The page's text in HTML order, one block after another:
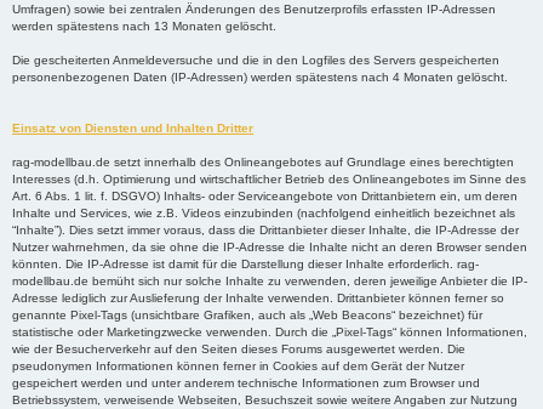
Umfragen) sowie bei zentralen Änderungen des Benutzerprofils erfassten IP-Adressen
werden spätestens nach 13 Monaten gelöscht.
Die gescheiterten Anmeldeversuche und die in den Logfiles des Servers gespeicherten
personenbezogenen Daten (IP-Adressen) werden spätestens nach 4 Monaten gelöscht.
Einsatz von Diensten und Inhalten Dritter
rag-modellbau.de setzt innerhalb des Onlineangebotes auf Grundlage eines berechtigten
Interesses (d.h. Optimierung und wirtschaftlicher Betrieb des Onlineangebotes im Sinne des
Art. 6 Abs. 1 lit. f. DSGVO) Inhalts- oder Serviceangebote von Drittanbietern ein, um deren
Inhalte und Services, wie z.B. Videos einzubinden (nachfolgend einheitlich bezeichnet als
“Inhalte”). Dies setzt immer voraus, dass die Drittanbieter dieser Inhalte, die IP-Adresse der
Nutzer wahrnehmen, da sie ohne die IP-Adresse die Inhalte nicht an deren Browser senden
könnten. Die IP-Adresse ist damit für die Darstellung dieser Inhalte erforderlich. rag-
modellbau.de bemüht sich nur solche Inhalte zu verwenden, deren jeweilige Anbieter die IP-
Adresse lediglich zur Auslieferung der Inhalte verwenden. Drittanbieter können ferner so
genannte Pixel-Tags (unsichtbare Grafiken, auch als „Web Beacons“ bezeichnet) für
statistische oder Marketingzwecke verwenden. Durch die „Pixel-Tags“ können Informationen,
wie der Besucherverkehr auf den Seiten dieses Forums ausgewertet werden. Die
pseudonymen Informationen können ferner in Cookies auf dem Gerät der Nutzer
gespeichert werden und unter anderem technische Informationen zum Browser und
Betriebssystem, verweisende Webseiten, Besuchszeit sowie weitere Angaben zur Nutzung